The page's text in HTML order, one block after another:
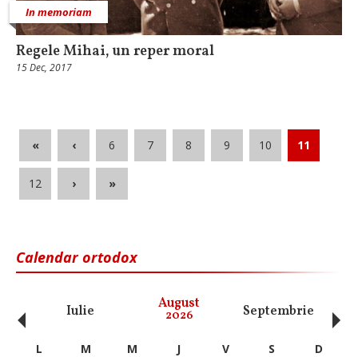
In memoriam
Regele Mihai, un reper moral
15 Dec, 2017
« ‹ 6 7 8 9 10 11
12 › »
Calendar ortodox
Iulie August
2026 Septembrie
‹ L M M J V S
D